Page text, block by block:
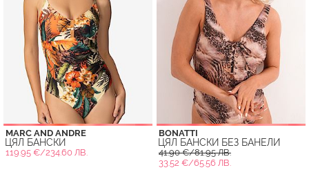
MARC AND ANDRE
ЦЯЛ БАНСКИ
119.95 €/234.60 ЛВ.
BONATTI
ЦЯЛ БАНСКИ БЕЗ БАНЕЛИ
41.90 €/81.95 ЛВ.
33.52 €/65.56 ЛВ.